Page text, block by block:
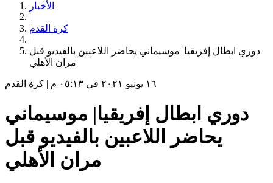
الأخبار
|
كرة القدم
|
‏دوري ابطال إفريقيا| موسيماني يحاضر اللاعبين بالفيديو قبل
مران الأهلي
١٦ يونيو ٢٠٢١ في ٠٥:١٣ م | كرة القدم
‏دوري ابطال إفريقيا| موسيماني
يحاضر اللاعبين بالفيديو قبل
مران الأهلي